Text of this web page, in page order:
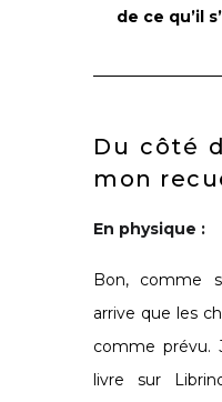
de ce qu’il
Du côté
mon
En physique :
Bon, comme
arrive que les
comme prévu.
livre sur